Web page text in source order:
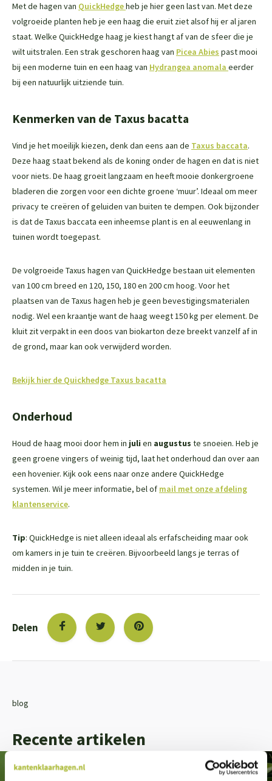
Met de hagen van QuickHedgeheb je hier geen last van. Met deze
volgroeide planten heb je een haag die eruit ziet alsof hij er al jaren
staat. Welke QuickHedge haag je kiest hangt af van de sfeer die je
wilt uitstralen. Een strak geschoren haag van Picea Abies past mooi
bij een moderne tuin en een haag van Hydrangea anomala eerder
bij een natuurlijk uitziende tuin.
Kenmerken van de Taxus bacatta
Vind je het moeilijk kiezen, denk dan eens aan de Taxus baccata.
Deze haag staat bekend als de koning onder de hagen en dat is niet
voor niets. De haag groeit langzaam en heeft mooie donkergroene
bladeren die zorgen voor een dichte groene ‘muur’. Ideaal om meer
privacy te creëren of geluiden van buiten te dempen. Ook bijzonder
is dat de Taxus baccata een inheemse plant is en al eeuwenlang in
tuinen wordt toegepast.
De volgroeide Taxus hagen van QuickHedge bestaan uit elementen
van 100 cm breed en 120, 150, 180 en 200 cm hoog. Voor het
plaatsen van de Taxus hagen heb je geen bevestigingsmaterialen
nodig. Wel een kraantje want de haag weegt 150 kg per element. De
kluit zit verpakt in een doos van biokarton deze breekt vanzelf af in
de grond, maar kan ook verwijderd worden.
Bekijk hier de Quickhedge Taxus bacatta
Onderhoud
Houd de haag mooi door hem in juli en augustus te snoeien. Heb je
geen groene vingers of weinig tijd, laat het onderhoud dan over aan
een hovenier. Kijk ook eens naar onze andere QuickHedge
systemen. Wil je meer informatie, bel of mail met onze afdeling
klantenservice.
Tip: QuickHedge is niet alleen ideaal als erfafscheiding maar ook
om kamers in je tuin te creëren. Bijvoorbeeld langs je terras of
midden in je tuin.
Delen
blog
Recente artikelen